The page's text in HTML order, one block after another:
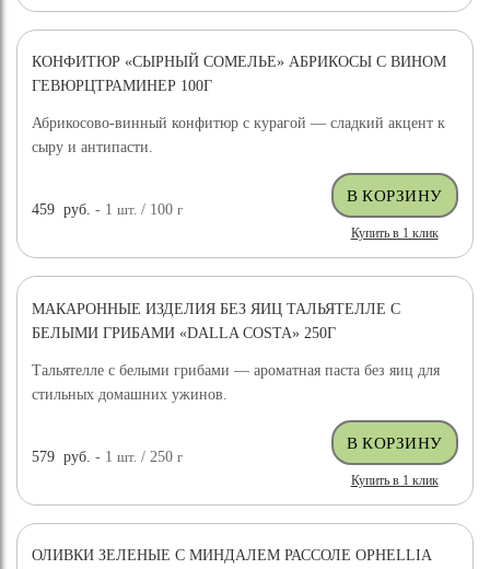
КОНФИТЮР «СЫРНЫЙ СОМЕЛЬЕ» АБРИКОСЫ С ВИНОМ
ГЕВЮРЦТРАМИНЕР 100Г
Абрикосово-винный конфитюр с курагой — сладкий акцент к
сыру и антипасти.
459 руб. - 1шт. / 100г
Купить в 1 клик
МАКАРОННЫЕ ИЗДЕЛИЯ БЕЗ ЯИЦ ТАЛЬЯТЕЛЛЕ С
БЕЛЫМИ ГРИБАМИ «DALLA COSTA» 250Г
Тальятелле с белыми грибами — ароматная паста без яиц для
стильных домашних ужинов.
579 руб. - 1шт. / 250г
Купить в 1 клик
ОЛИВКИ ЗЕЛЕНЫЕ С МИНДАЛЕМ РАССОЛЕ OPHELLIA